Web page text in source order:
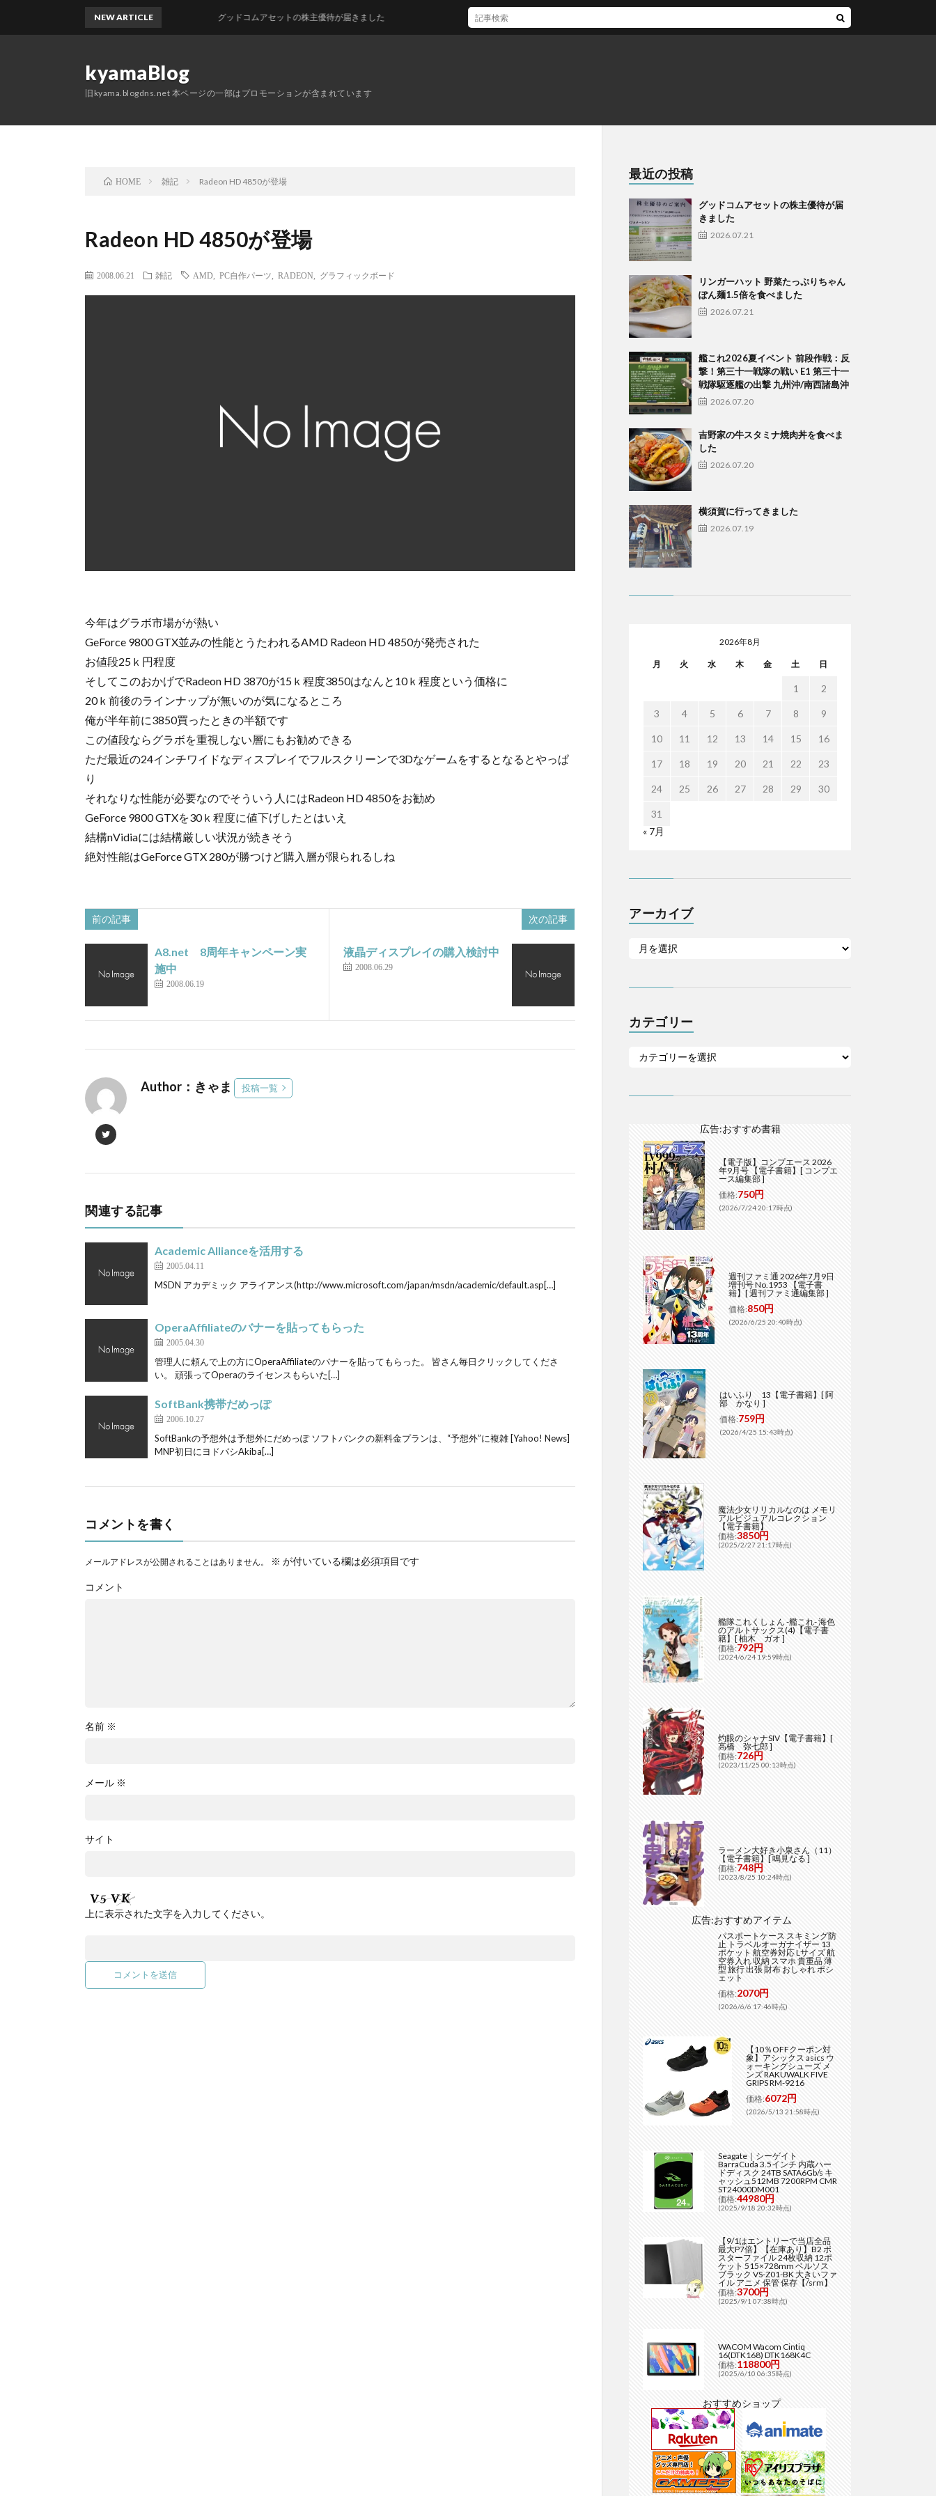
kyamaBlog
旧kyama.blogdns.net 本ページの一部はプロモーションが含まれています
NEW ARTICLE グッドコムアセットの株主優待が届きました
HOME 雑記 Radeon HD 4850が登場
Radeon HD 4850が登場
2008.06.21 雑記 AMD PC自作パーツ RADEON グラフィックボード
今年はグラボ市場がが熱い
GeForce 9800 GTX並みの性能とうたわれるAMD Radeon HD 4850が発売された
お値段25ｋ円程度
そしてこのおかげでRadeon HD 3870が15ｋ程度3850はなんと10ｋ程度という価格に
20ｋ前後のラインナップが無いのが気になるところ
俺が半年前に3850買ったときの半額です
この値段ならグラボを重視しない層にもお勧めできる
ただ最近の24インチワイドなディスプレイでフルスクリーンで3Dなゲームをするとなるとやっぱ
り
それなりな性能が必要なのでそういう人にはRadeon HD 4850をお勧め
GeForce 9800 GTXを30ｋ程度に値下げしたとはいえ
結構nVidiaには結構厳しい状況が続きそう
絶対性能はGeForce GTX 280が勝つけど購入層が限られるしね
前の記事
A8.net 8周年キャンペーン実
施中
2008.06.19
次の記事
液晶ディスプレイの購入検討中
2008.06.29
Author：きゃま 投稿一覧
関連する記事
Academic Allianceを活用する
2005.04.11
MSDN アカデミック アライアンス(http://www.microsoft.com/japan/msdn/academic/default.asp[…]
OperaAffiliateのバナーを貼ってもらった
2005.04.30
管理人に頼んで上の方にOperaAffiliateのバナーを貼ってもらった。 皆さん毎日クリックしてくださ
い。 頑張ってOperaのライセンスもらいた[…]
SoftBank携帯だめっぽ
2006.10.27
SoftBankの予想外は予想外にだめっぽ ソフトバンクの新料金プランは、“予想外”に複雑 [Yahoo! News]
MNP初日にヨドバシAkiba[…]
コメントを書く
メールアドレスが公開されることはありません。 ※ が付いている欄は必須項目です
コメント
名前 ※
メール ※
サイト
上に表示された文字を入力してください。
最近の投稿
グッドコムアセットの株主優待が届
きました
2026.07.21
リンガーハット 野菜たっぷりちゃん
ぽん麺1.5倍を食べました
2026.07.21
艦これ2026夏イベント 前段作戦：反
撃！第三十一戦隊の戦い E1 第三十一
戦隊駆逐艦の出撃 九州沖/南西諸島沖
2026.07.20
吉野家の牛スタミナ焼肉丼を食べま
した
2026.07.20
横須賀に行ってきました
2026.07.19
2026年8月
月 火 水 木 金 土 日
1 2
3 4 5 6 7 8 9
10 11 12 13 14 15 16
17 18 19 20 21 22 23
24 25 26 27 28 29 30
31
« 7月
アーカイブ
カテゴリー
広告:おすすめ書籍
【電子版】コンプエース 2026
年9月号 【電子書籍】[ コンプエ
ース編集部 ]
価格:750円
(2026/7/24 20:17時点)
週刊ファミ通 2026年7月9日
増刊号 No.1953 【電子書
籍】[ 週刊ファミ通編集部 ]
価格:850円
(2026/6/25 20:40時点)
はいふり 13【電子書籍】[ 阿
部 かなり ]
価格:759円
(2026/4/25 15:43時点)
魔法少女リリカルなのは メモリ
アルビジュアルコレクション
【電子書籍】
価格:3850円
(2025/2/27 21:17時点)
艦隊これくしょん -艦これ- 海色
のアルトサックス(4)【電子書
籍】[ 柚木 ガオ ]
価格:792円
(2024/6/24 19:59時点)
灼眼のシャナSIV【電子書籍】[
高橋 弥七郎 ]
価格:726円
(2023/11/25 00:13時点)
ラーメン大好き小泉さん（11）
【電子書籍】[ 鳴見なる ]
価格:748円
(2023/8/25 10:24時点)
広告:おすすめアイテム
パスポートケース スキミング防
止 トラベルオーガナイザー 13
ポケット 航空券対応 Lサイズ 航
空券入れ 収納 スマホ 貴重品 薄
型 旅行 出張 財布 おしゃれ ポシ
ェット
価格:2070円
(2026/6/6 17:46時点)
【10％OFFクーポン対
象】アシックス asics ウ
ォーキングシューズ メ
ンズ RAKUWALK FIVE
GRIPS RM-9216
価格:6072円
(2026/5/13 21:58時点)
Seagate｜シーゲイト
BarraCuda 3.5インチ 内蔵ハー
ドディスク 24TB SATA6Gb/s キ
ャッシュ512MB 7200RPM CMR
ST24000DM001
価格:44980円
(2025/9/18 20:32時点)
【9/1はエントリーで当店全品
最大P7倍】【在庫あり】B2 ポ
スターファイル 24枚収納 12ポ
ケット 515×728mm ベルソス
ブラック VS-Z01-BK 大きいファ
イル アニメ 保管 保存【/srm】
価格:3700円
(2025/9/1 07:38時点)
WACOM Wacom Cintiq
16(DTK168) DTK168K4C
価格:118800円
(2025/6/10 06:35時点)
おすすめショップ